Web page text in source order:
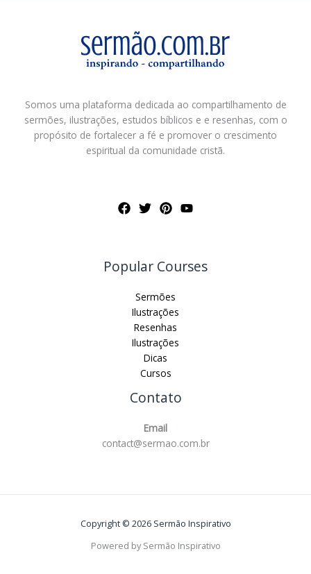
Somos uma plataforma dedicada ao compartilhamento de
sermões, ilustrações, estudos bíblicos e e resenhas, com o
propósito de fortalecer a fé e promover o crescimento
espiritual da comunidade cristã.
Popular Courses
Sermões
Ilustrações
Resenhas
Ilustrações
Dicas
Cursos
Contato
Email
contact@sermao.com.br
Copyright © 2026 Sermão Inspirativo
Powered by Sermão Inspirativo